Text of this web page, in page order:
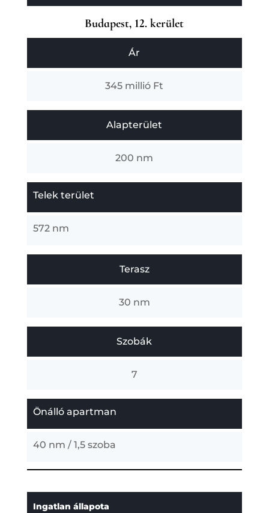
Budapest, 12. kerület
Ár
345 millió Ft
Alapterület
200 nm
Telek terület
572 nm
Terasz
30 nm
Szobák
7
Önálló apartman
40 nm / 1,5 szoba
Ingatlan állapota